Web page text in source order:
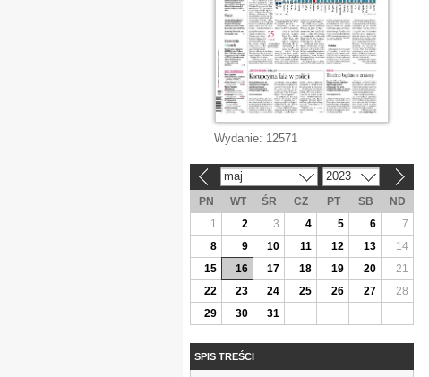
Wydanie: 12571
maj 2023
PN WT ŚR CZ PT SB
ND
1
2 3 4 5 6
7
8
9 10 11 12 13
14
15
16 17 18 19 20
21
22
23 24 25 26 27
28
29
30 31
SPIS TREŚCI